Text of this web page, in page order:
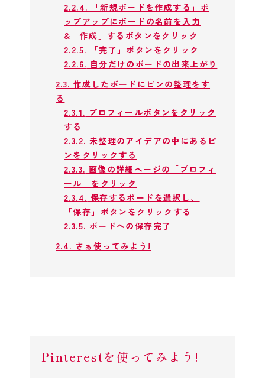
2.2.4. 「新規ボードを作成する」ポ
ップアップにボードの名前を入力
&「作成」するボタンをクリック
2.2.5. 「完了」ボタンをクリック
2.2.6. 自分だけのボードの出来上がり
2.3. 作成したボードにピンの整理をす
る
2.3.1. プロフィールボタンをクリック
する
2.3.2. 未整理のアイデアの中にあるピ
ンをクリックする
2.3.3. 画像の詳細ページの「プロフィ
ール」をクリック
2.3.4. 保存するボードを選択し、
「保存」ボタンをクリックする
2.3.5. ボードへの保存完了
2.4. さぁ使ってみよう!
Pinterestを使ってみよう!